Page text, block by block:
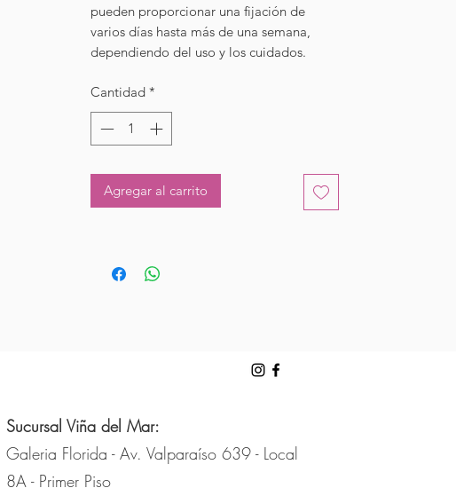
pueden proporcionar una fijación de
varios días hasta más de una semana,
dependiendo del uso y los cuidados.
Cantidad *
Agregar al carrito
Sucursal Viña del Mar:
Galeria Florida - Av. Valparaíso 639 - Local
8A - Primer Piso